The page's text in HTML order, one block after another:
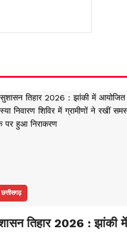
छत्तीसगढ़
तिहार 2026 : झांकी में